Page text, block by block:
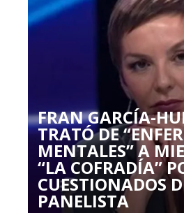
FRAN GARCÍA-
TRATÓ DE
MENTALES” A
“LA COFRADÍA”
CUESTIONADOS
PANELISTA